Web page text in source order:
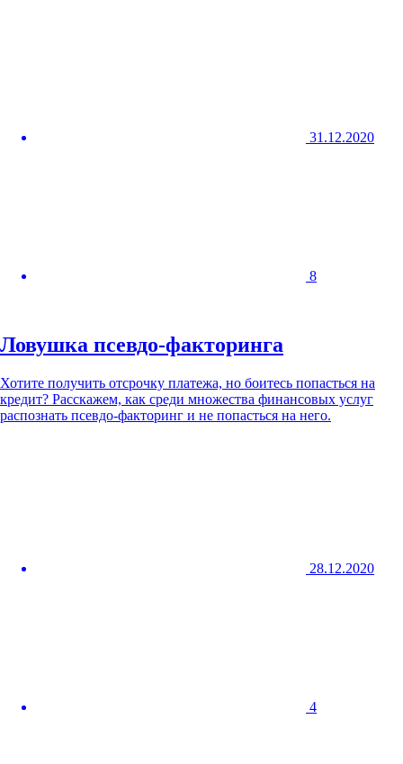
31.12.2020
8
Ловушка псевдо-факторинга
Хотите получить отсрочку платежа, но боитесь попасться на
кредит? Расскажем, как среди множества финансовых услуг
распознать псевдо-факторинг и не попасться на него.
28.12.2020
4